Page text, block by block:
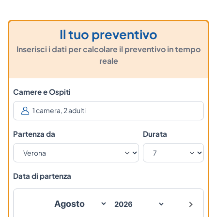
Il tuo preventivo
Inserisci i dati per calcolare il preventivo in tempo
reale
Camere e Ospiti
Partenza da Durata
Data di partenza